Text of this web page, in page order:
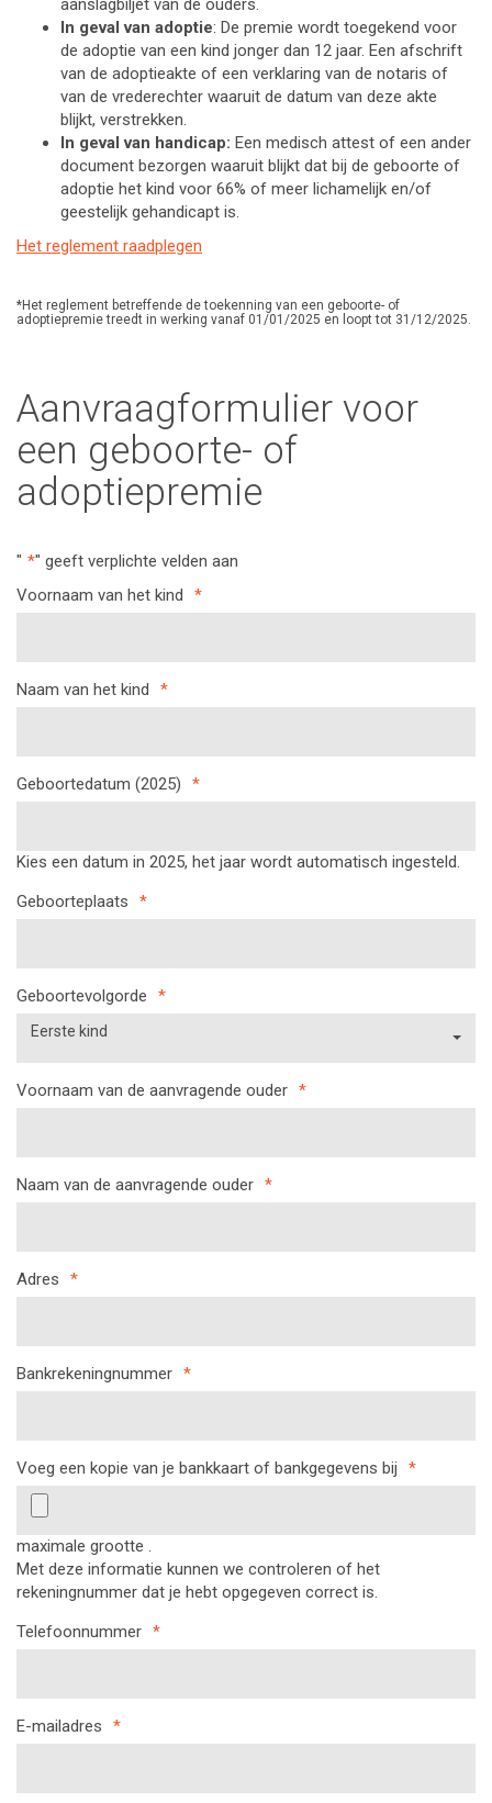
aanslagbiljet van de ouders.
In geval van adoptie: De premie wordt toegekend voor
de adoptie van een kind jonger dan 12 jaar. Een afschrift
van de adoptieakte of een verklaring van de notaris of
van de vrederechter waaruit de datum van deze akte
blijkt, verstrekken.
In geval van handicap: Een medisch attest of een ander
document bezorgen waaruit blijkt dat bij de geboorte of
adoptie het kind voor 66% of meer lichamelijk en/of
geestelijk gehandicapt is.
Het reglement raadplegen
*Het reglement betreffende de toekenning van een geboorte- of
adoptiepremie treedt in werking vanaf 01/01/2025 en loopt tot 31/12/2025.
Aanvraagformulier voor
een geboorte- of
adoptiepremie
" *" geeft verplichte velden aan
Voornaam van het kind
*
Naam van het kind *
Geboortedatum (2025) *
Kies een datum in 2025, het jaar wordt automatisch ingesteld.
Geboorteplaats
*
Geboortevolgorde *
Eerste kind
Voornaam van de aanvragende ouder *
Naam van de aanvragende ouder *
Adres *
Bankrekeningnummer *
Voeg een kopie van je bankkaart of bankgegevens bij *
maximale grootte .
Met deze informatie kunnen we controleren of het
rekeningnummer dat je hebt opgegeven correct is.
Telefoonnummer *
E-mailadres *